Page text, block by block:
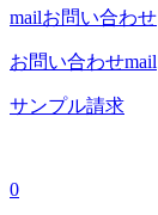
mailお問い合わせ
お問い合わせmail
サンプル請求
0